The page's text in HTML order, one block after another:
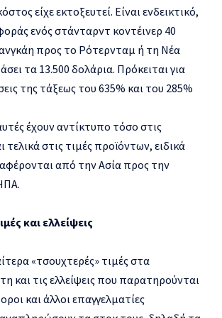
είχε εκτοξευτεί. Είναι ενδεικτικό,
ενός στάνταρντ κοντέινερ 40
προς το Ρότερνταμ ή τη Νέα
τα 13.500 δολάρια. Πρόκειται για
της τάξεως του 635% και του 285%
έχουν αντίκτυπο τόσο στις
τελικά στις τιμές προϊόντων, ειδικά
από την Ασία προς την
και ελλείψεις
«τσουχτερές» τιμές στα
και τις ελλείψεις που παρατηρούνται
και άλλοι επαγγελματίες